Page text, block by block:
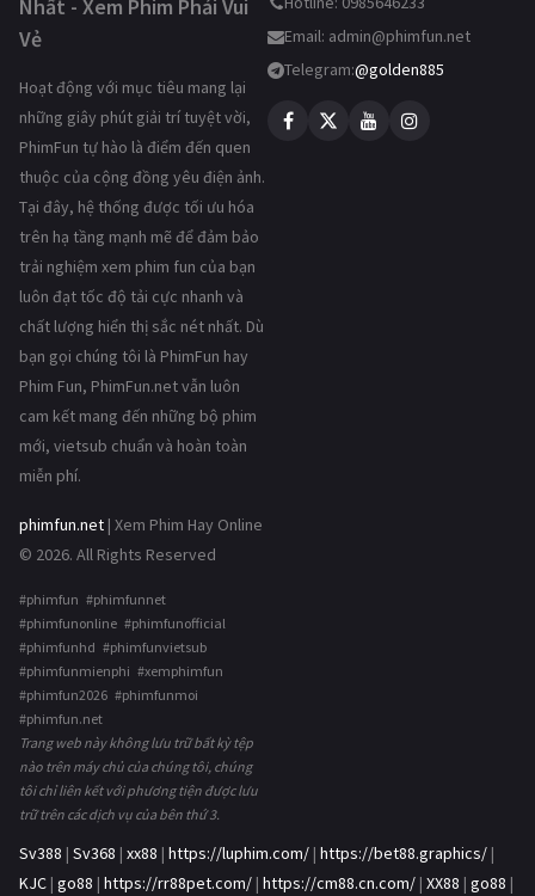
Nhất - Xem Phim Phải Vui
Vẻ
Hoạt động với mục tiêu mang lại
những giây phút giải trí tuyệt vời,
PhimFun tự hào là điểm đến quen
thuộc của cộng đồng yêu điện ảnh.
Tại đây, hệ thống được tối ưu hóa
trên hạ tầng mạnh mẽ để đảm bảo
trải nghiệm xem phim fun của bạn
luôn đạt tốc độ tải cực nhanh và
chất lượng hiển thị sắc nét nhất. Dù
bạn gọi chúng tôi là PhimFun hay
Phim Fun, PhimFun.net vẫn luôn
cam kết mang đến những bộ phim
mới, vietsub chuẩn và hoàn toàn
miễn phí.
phimfun.net | Xem Phim Hay Online
© 2026. All Rights Reserved
#phimfun #phimfunnet
#phimfunonline #phimfunofficial
#phimfunhd #phimfunvietsub
#phimfunmienphi #xemphimfun
#phimfun2026 #phimfunmoi
#phimfun.net
Trang web này không lưu trữ bất kỳ tệp
nào trên máy chủ của chúng tôi, chúng
tôi chỉ liên kết với phương tiện được lưu
trữ trên các dịch vụ của bên thứ 3.
Email: admin@phimfun.net
Telegram:@golden885
Sv388 | Sv368 | xx88 | https://luphim.com/ | https://bet88.graphics/ |
KJC | go88 | https://rr88pet.com/ | https://cm88.cn.com/ | XX88 | go88 |